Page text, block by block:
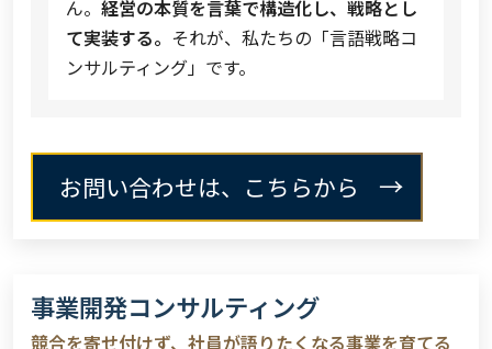
ん。 経営の本質を言葉で構造化し、戦略とし
て実装する。 それが、私たちの「言語戦略コ
ンサルティング」です。
お問い合わせは、こちらから
事業開発コンサルティング
競合を寄せ付けず、社員が語りたくなる事業を育てる